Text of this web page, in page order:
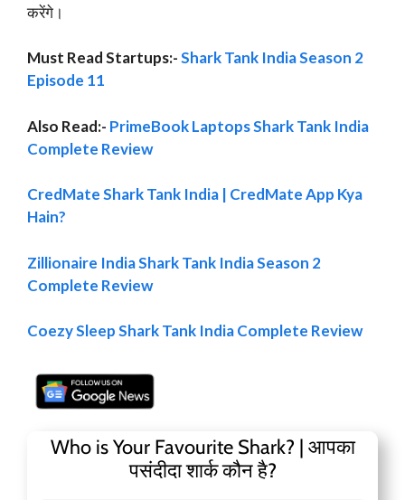
करेंगे।
Must Read Startups:-Shark Tank India Season 2
Episode 11
Also Read:- PrimeBook Laptops Shark Tank India
Complete Review
CredMate Shark Tank India | CredMate App Kya
Hain?
Zillionaire India Shark Tank India Season 2
Complete Review
Coezy Sleep Shark Tank India Complete Review
Who is Your Favourite Shark? | आपका
पसंदीदा शार्क कौन है?